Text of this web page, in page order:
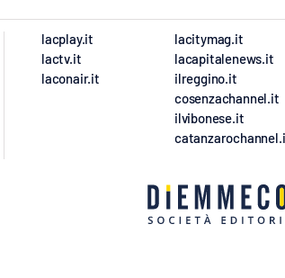
lacplay.it
lactv.it
laconair.it
lacitymag.it
lacapitalenews.it
ilreggino.it
cosenzachannel.it
ilvibonese.it